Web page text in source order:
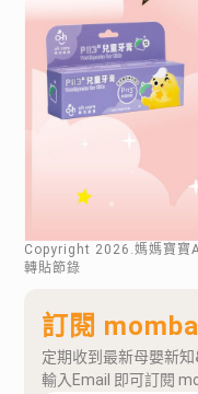
Copyright 2026 .媽媽寶寶
轉貼節錄
訂閱
定期收到最新母嬰新知
輸入Email 即可訂閱